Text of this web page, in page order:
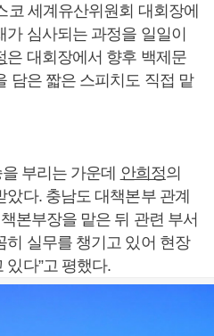
세계유산위원회 대회장에
심사되는 과정을 일일이
은 대회장에서 향후 백제문
담은 짧은 스피치도 직접 맡
부리는 가운데 안희정의
다. 충남도 대책본부 관계
본부장을 맡은 뒤 관련 부서
히 실무를 챙기고 있어 현장
다”고 평했다.